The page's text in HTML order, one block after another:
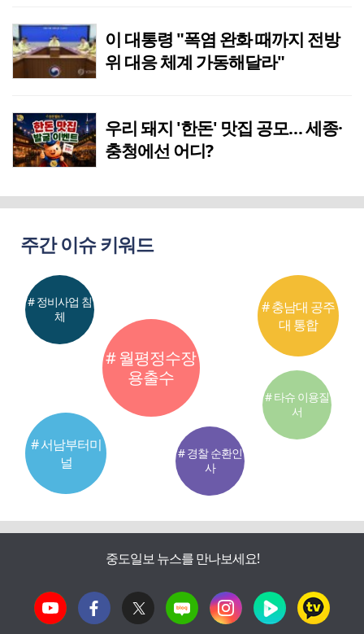
이 대통령 "폭염 완화 때까지 전방
위 대응 체계 가동해달라"
우리 돼지 '한돈' 맛집 공모… 세종·
충청에선 어디?
주간 이슈 키워드
# 월평정수장
용출수
# 서남부터미
널
# 충남대 공주
대 통합
# 정비사업 침
체
# 경찰 순환인
사
# 타슈 이용질
서
중도일보 뉴스를 만나보세요!